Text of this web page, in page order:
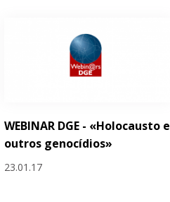
WEBINAR DGE - «Holocausto e
outros genocídios»
23.01.17